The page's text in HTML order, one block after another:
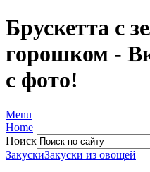
Брускетта с
горошком -
с фото!
Menu
Home
Поиск
ЗакускиЗакуски из овощей